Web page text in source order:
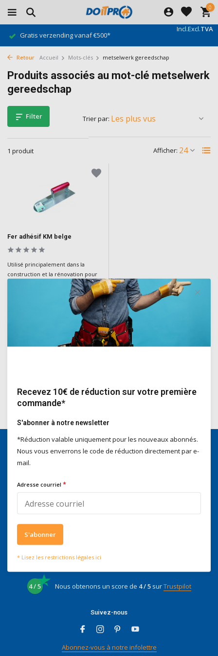
0
Incl.Excl.TVA
Gratis verzending vanaf €500*
Retour Accueil Mots-clés metselwerk gereedschap
Produits associés au mot-clé metselwerk
gereedschap
Filter
1 produit Afficher:
Trier par:
Fer adhésif KM belge
Utilisé principalement dans la
construction et la rénovation pour
les travaux de plâtrage et de
maçonnerie. L'outil est conçu pour
appliquer et lisser avec précision et
efficacité des matériaux de
construction tels que le plâtre ou le
4 / 5 Nous obtenons un score de 4 / 5surTrustpilot
Suivez-nous
Abonnez-vous à notre infolettre
Recevez 10€ de réduction sur votre première
commande*
S'abonner à notre newsletter
*Réduction valable uniquement pour les nouveaux abonnés.
Nous vous enverrons le code de réduction directement par e-
mail.
Adresse courriel *
S'abonner
* Lisez les restrictions légales ici